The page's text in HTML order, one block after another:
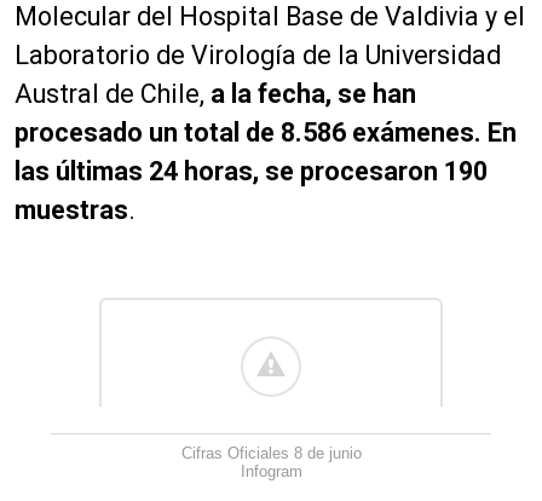
Molecular del Hospital Base de Valdivia y el
Laboratorio de Virología de la Universidad
Austral de Chile, a la fecha, se han
procesado un total de 8.586 exámenes. En
las últimas 24 horas, se procesaron 190
muestras.
Cifras Oficiales 8 de junio
Infogram